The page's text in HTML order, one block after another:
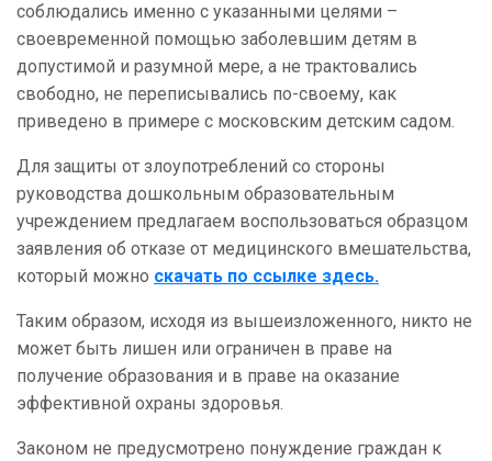
соблюдались именно с указанными целями –
своевременной помощью заболевшим детям в
допустимой и разумной мере, а не трактовались
свободно, не переписывались по-своему, как
приведено в примере с московским детским садом.
Для защиты от злоупотреблений со стороны
руководства дошкольным образовательным
учреждением предлагаем воспользоваться образцом
заявления об отказе от медицинского вмешательства,
который можно скачать по ссылке здесь.
Таким образом, исходя из вышеизложенного, никто не
может быть лишен или ограничен в праве на
получение образования и в праве на оказание
эффективной охраны здоровья.
Законом не предусмотрено понуждение граждан к